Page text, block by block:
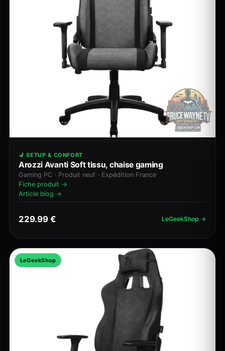
💺 SETUP & CONFORT
Arozzi Avanti Soft tissu, chaise gaming
Gaming PC · Produit neuf · Expédition France
Fiche produit →
Article blog →
229.99 € LeGeekShop →
LeGeekShop